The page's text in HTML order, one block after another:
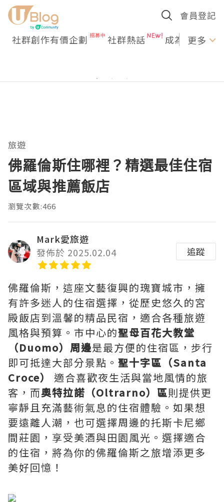
會員登記
社群創作有價企劃 社群熱話 成為U更多
旅遊
佛羅倫斯住哪裡？精選最佳住宿
區域與推薦飯店
瀏覽次數:466
Mark愛旅遊
發佈於 2025.02.04
追蹤
佛羅倫斯，這座文藝復興的瑰寶城市，擁
有許多迷人的住宿選擇，從歷史悠久的宮
殿飯店到溫馨的精品民宿，適合各種旅遊
風格與預算。市中心的聖母百花大教堂
（Duomo）周邊是最方便的住宿區，步行
即可抵達大部分景點。 聖十字區（Santa
Croce）
適合喜歡夜生活與當地風情的旅
客，而奧特拉諾（Oltrarno）區則提供更
寧靜且充滿藝術氣息的住宿體驗。如果想
要遠離人潮，也可選擇周邊的托斯卡尼鄉
間莊園，享受美酒與田園風光。選擇適合
的住宿，將為你的佛羅倫斯之旅增添更多
美好回憶！